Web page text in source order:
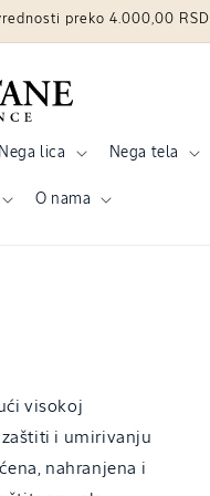
preko 4.000,00 RSD
Nega lica Nega tela
O nama
visokoj
zaštiti i umirivanju
nahranjena i